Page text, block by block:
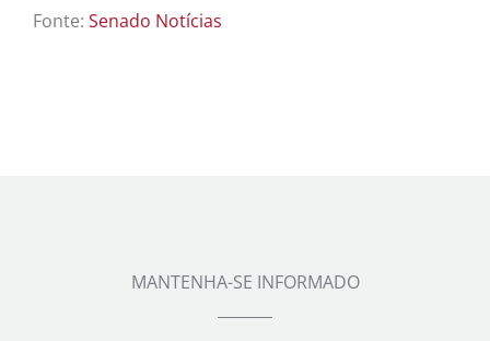
Fonte: Senado Notícias
MANTENHA-SE INFORMADO